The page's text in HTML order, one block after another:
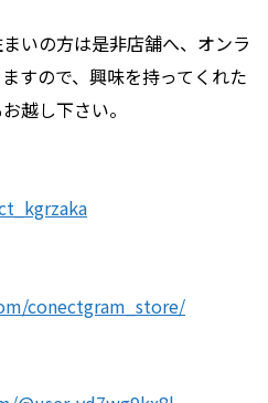
いの方は是非店舗へ、オンラ
すので、興味を持ってくれた
越し下さい。
conectgram_store/